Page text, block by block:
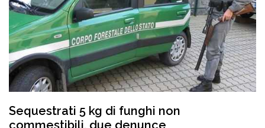
Sequestrati 5 kg di funghi non
commestibili, due denunce